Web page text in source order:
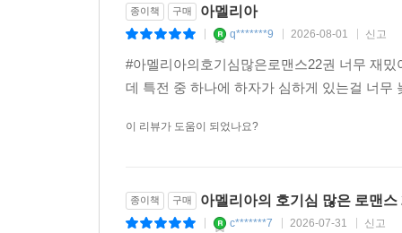
종이책 구매 아멜리아
| q*******9 | 2026-08-01 | 신고
#아멜리아의호기심많은로맨스22권 너무 재
종이책 구매 아멜리아의 호기심 많은 로맨스